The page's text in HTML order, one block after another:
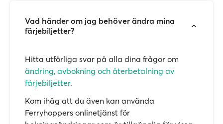
Vad händer om jag behöver ändra mina
färjebiljetter?
Hitta utförliga svar på alla dina frågor om
ändring, avbokning och återbetalning av
färjebiljetter.
Kom ihåg att du även kan använda
Ferryhoppers onlinetjänst för